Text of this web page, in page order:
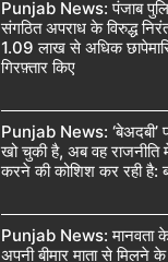
Punjab News: पंजाब
संगठित अपराध के विरुद्ध
1.09 लाख से अधिक
गिरफ़्तार किए
Punjab News: ‘बेअदबी’
खो चुकी है, अब वह राजनीति
करने की कोशिश कर रही है:
Punjab News: मानवता के
अपनी बीमार माता से मिलने